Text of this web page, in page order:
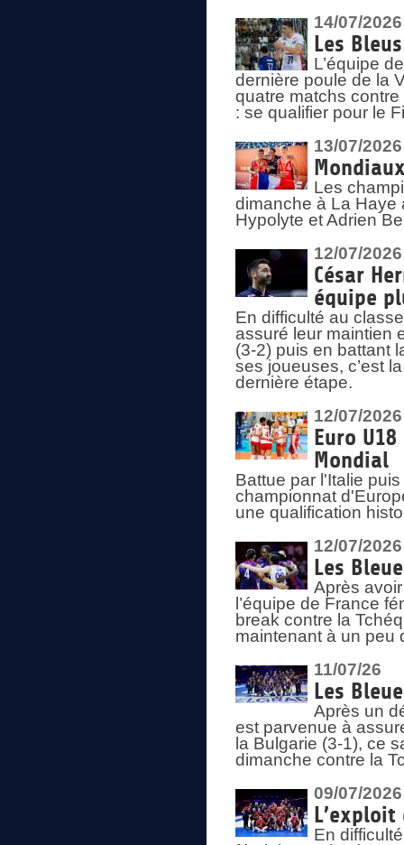
14/07/2026
Les
L’équipe
dernière poule de la
quatre matchs
: se qualifier pour le
13/07/2026
Les
dimanche à La Haye
Hypolyte et Adrien
12/07/2026
César
équipe
En difficulté au
assuré leur maintien
(3-2) puis en battant
ses joueuses, c’est
dernière étape.
12/07/2026
Euro
Mondial
Battue par l'Italie
championnat
une qualification
12/07/2026
Les
Après
l’équipe de France
break contre la
maintenant à un peu
11/07/26
Les
Après un
est parvenue à
la Bulgarie (3-1), ce
dimanche contre la
09/07/2026
En